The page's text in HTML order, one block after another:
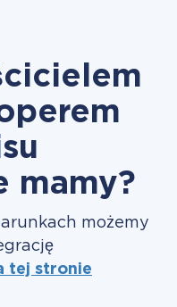
mamy?
możemy
tej stronie